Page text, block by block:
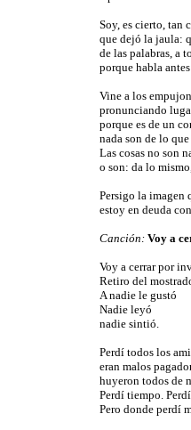
Soy, es cierto, tan
que dejó la jaula:
de las palabras, a
porque habla
Vine a los
pronunciando
porque es de un
nada son de lo
Las cosas no son
o son: da lo
Persigo la imagen
estoy en deuda
Canción: Voy a
Voy a cerrar por
Retiro del
A nadie le gustó
Nadie leyó
nadie sintió.
Perdí todos los
eran malos
huyeron todos de
Perdí tiempo.
Pero donde perdí